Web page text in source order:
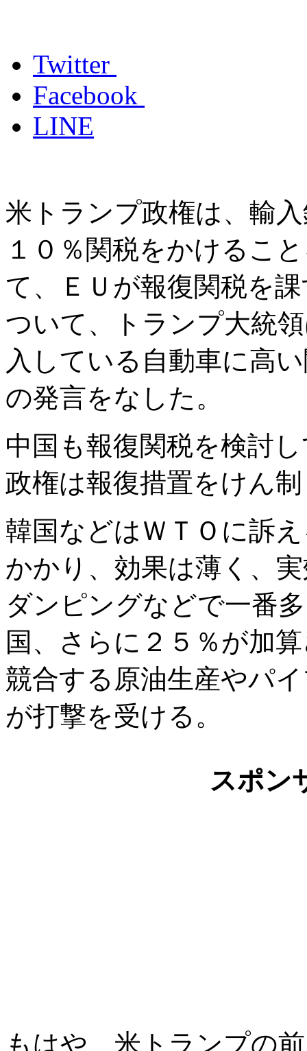
Twitter
Facebook
LINE
米トランプ政権は、輸
１０％関税をかけるこ
て、ＥＵが報復関税を
ついて、トランプ大統
入している自動車に高
の発言をなした。
中国も報復関税を検討
政権は報復措置をけん
韓国などはＷＴＯに訴
かかり、効果は薄く、
ダンピングなどで一番
国、さらに２５％が加
競合する原油生産やパ
が打撃を受ける。
スポン
もはや、米トランプの